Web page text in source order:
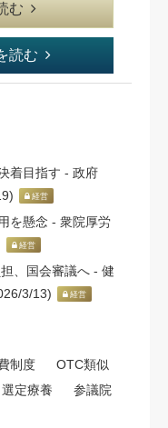
む
読む
着目指す - 政府
経営
を懸念 - 衆院厚労
経営
、国会審議へ - 健
3/13)
経営
制度
OTC類似
選定療養
参議院